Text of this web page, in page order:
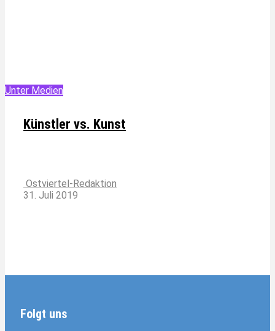
Unter Medien
Künstler vs. Kunst
Ostviertel-Redaktion
31. Juli 2019
Folgt uns